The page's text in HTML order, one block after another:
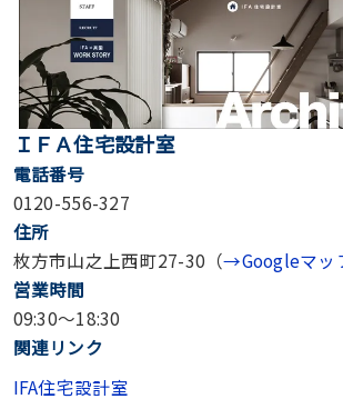
ＩＦＡ住宅設計室
電話番号
0120-556-327
住所
枚方市山之上西町27-30（→Googleマッ
営業時間
09:30〜18:30
関連リンク
IFA住宅設計室